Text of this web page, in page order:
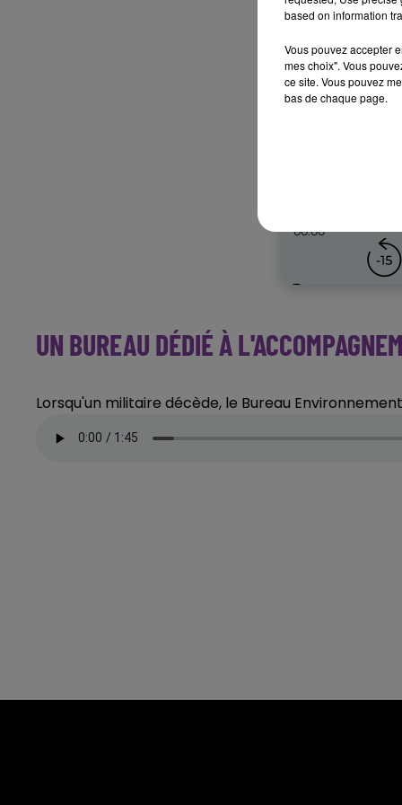
UN BUREAU DÉDIÉ À
Lorsqu'un militaire décède, le Bureau
based on information
Vous pouvez accepter
mes choix". Vous
ce site. Vous pouvez
bas de chaque page.